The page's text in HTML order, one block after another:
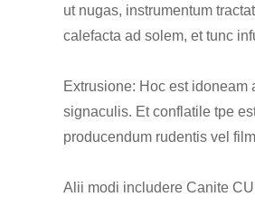
ut nugas, instrumentum
calefacta ad solem, et tunc
Extrusione: Hoc est idoneam
signaculis. Et conflatile tpe
producendum rudentis vel
Alii modi includere Canite